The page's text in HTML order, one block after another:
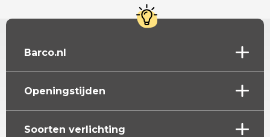
Barco.nl
Openingstijden
Soorten verlichting